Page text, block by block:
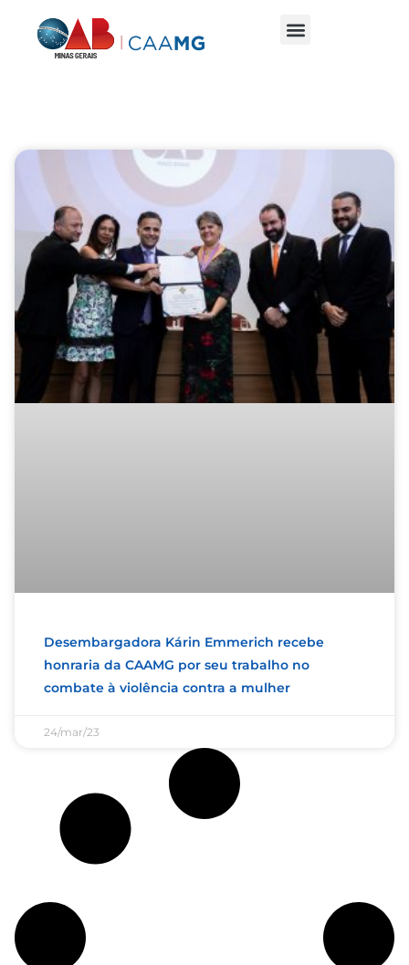
Desembargadora Kárin Emmerich recebe
honraria da CAAMG por seu trabalho no
combate à violência contra a mulher
24/mar/23